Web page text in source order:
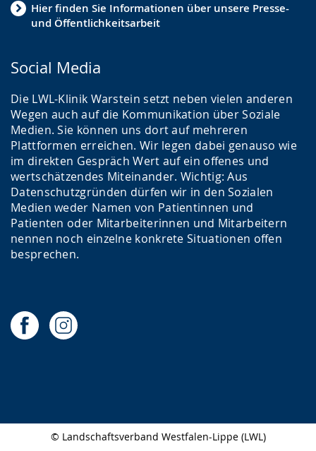
Hier finden Sie Informationen über unsere Presse-
und Öffentlichkeitsarbeit
Social Media
Die LWL-Klinik Warstein setzt neben vielen anderen
Wegen auch auf die Kommunikation über Soziale
Medien. Sie können uns dort auf mehreren
Plattformen erreichen. Wir legen dabei genauso wie
im direkten Gespräch Wert auf ein offenes und
wertschätzendes Miteinander. Wichtig: Aus
Datenschutzgründen dürfen wir in den Sozialen
Medien weder Namen von Patientinnen und
Patienten oder Mitarbeiterinnen und Mitarbeitern
nennen noch einzelne konkrete Situationen offen
besprechen.
© Landschaftsverband Westfalen-Lippe (LWL)